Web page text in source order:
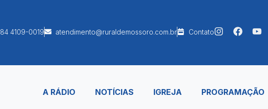
84 4109-0019 atendimento@ruraldemossoro.com.br Contato
A RÁDIO NOTÍCIAS IGREJA PROGRAMAÇÃO